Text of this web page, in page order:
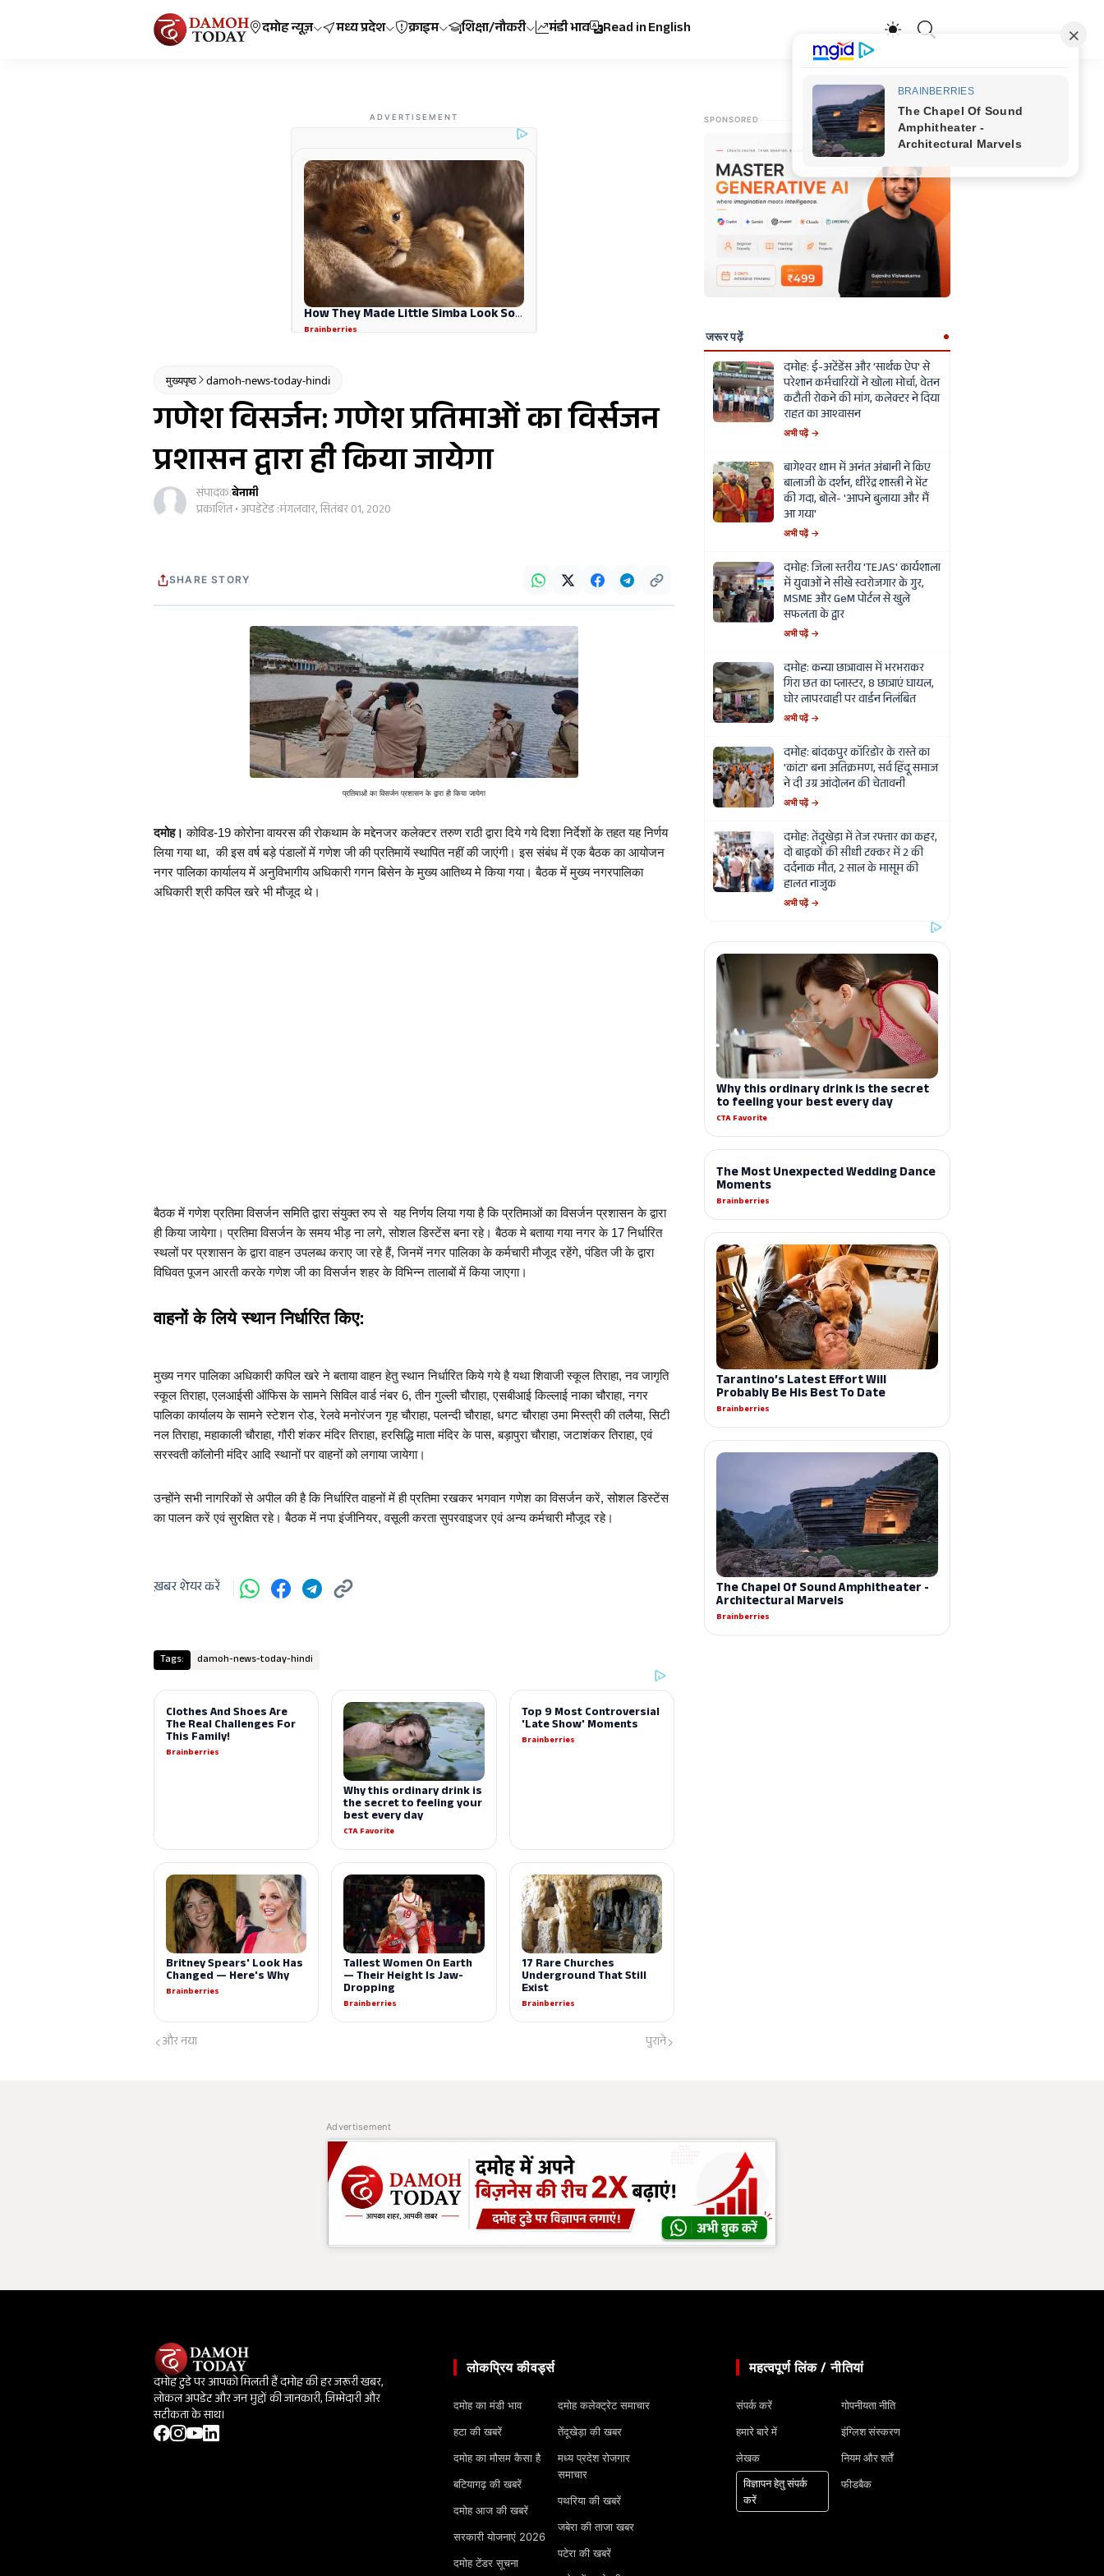
दमोह न्यूज़ मध्य प्रदेश क्राइम शिक्षा/नौकरी मंडी भाव Read in English
ADVERTISEMENT
मुख्यपृष्ठ damoh-news-today-hindi
गणेश विसर्जन: गणेश प्रतिमाओं का विर्सजन
प्रशासन द्वारा ही किया जायेगा
संपादक:बेनामी
प्रकाशित • अपडेटेड :मंगलवार, सितंबर 01, 2020
SHARE STORY
प्रतिमाओं का विसर्जन प्रशासन के द्वारा ही किया जायेगा
दमोह। कोविड-19 कोरोना वायरस की रोकथाम के मद्देनजर कलेक्टर तरुण राठी द्वारा दिये गये दिशा निर्देशों के तहत यह निर्णय
लिया गया था,  की इस वर्ष बड़े पंडालों में गणेश जी की प्रतिमायें स्थापित नहीं की जाएंगी। इस संबंध में एक बैठक का आयोजन
नगर पालिका कार्यालय में अनुविभागीय अधिकारी गगन बिसेन के मुख्य आतिथ्य मे किया गया। बैठक में मुख्य नगरपालिका
अधिकारी श्री कपिल खरे भी मौजूद थे।
बैठक में गणेश प्रतिमा विसर्जन समिति द्वारा संयुक्त रुप से  यह निर्णय लिया गया है कि प्रतिमाओं का विसर्जन प्रशासन के द्वारा
ही किया जायेगा। प्रतिमा विसर्जन के समय भीड़ ना लगे, सोशल डिस्टेंस बना रहे। बैठक मे बताया गया नगर के 17 निर्धारित
स्थलों पर प्रशासन के द्वारा वाहन उपलब्ध कराए जा रहे हैं, जिनमें नगर पालिका के कर्मचारी मौजूद रहेंगे, पंडित जी के द्वारा
विधिवत पूजन आरती करके गणेश जी का विसर्जन शहर के विभिन्न तालाबों में किया जाएगा।
वाहनों के लिये स्थान निर्धारित किए:
मुख्य नगर पालिका अधिकारी कपिल खरे ने बताया वाहन हेतु स्थान निर्धारित किये गये है यथा शिवाजी स्कूल तिराहा, नव जागृति
स्कूल तिराहा, एलआईसी ऑफिस के सामने सिविल वार्ड नंबर 6, तीन गुल्ली चौराहा, एसबीआई किल्लाई नाका चौराहा, नगर
पालिका कार्यालय के सामने स्टेशन रोड, रेलवे मनोरंजन गृह चौराहा, पलन्दी चौराहा, धगट चौराहा उमा मिस्त्री की तलैया, सिटी
नल तिराहा, महाकाली चौराहा, गौरी शंकर मंदिर तिराहा, हरसिद्धि माता मंदिर के पास, बड़ापुरा चौराहा, जटाशंकर तिराहा, एवं
सरस्वती कॉलोनी मंदिर आदि स्थानों पर वाहनों को लगाया जायेगा।
उन्होंने सभी नागरिकों से अपील की है कि निर्धारित वाहनों में ही प्रतिमा रखकर भगवान गणेश का विसर्जन करें, सोशल डिस्टेंस
का पालन करें एवं सुरक्षित रहे। बैठक में नपा इंजीनियर, वसूली करता सुपरवाइजर एवं अन्य कर्मचारी मौजूद रहे।
ख़बर शेयर करें
Tags: damoh-news-today-hindi
और नया पुराने
SPONSORED
जरूर पढ़ें
दमोह: ई-अटेंडेंस और 'सार्थक ऐप' से
परेशान कर्मचारियों ने खोला मोर्चा, वेतन
कटौती रोकने की मांग, कलेक्टर ने दिया
राहत का आश्वासन
अभी पढ़ें →
बागेश्वर धाम में अनंत अंबानी ने किए
बालाजी के दर्शन, धीरेंद्र शास्त्री ने भेंट
की गदा, बोले- 'आपने बुलाया और मैं
आ गया'
अभी पढ़ें →
दमोह: जिला स्तरीय 'TEJAS' कार्यशाला
में युवाओं ने सीखे स्वरोजगार के गुर,
MSME और GeM पोर्टल से खुले
सफलता के द्वार
अभी पढ़ें →
दमोह: कन्या छात्रावास में भरभराकर
गिरा छत का प्लास्टर, 8 छात्राएं घायल,
घोर लापरवाही पर वार्डन निलंबित
अभी पढ़ें →
दमोह: बांदकपुर कॉरिडोर के रास्ते का
'कांटा' बना अतिक्रमण, सर्व हिंदू समाज
ने दी उग्र आंदोलन की चेतावनी
अभी पढ़ें →
दमोह: तेंदूखेड़ा में तेज रफ्तार का कहर,
दो बाइकों की सीधी टक्कर में 2 की
दर्दनाक मौत, 2 साल के मासूम की
हालत नाजुक
अभी पढ़ें →
Advertisement
दमोह टुडे पर आपको मिलती हैं दमोह की हर जरूरी खबर,
लोकल अपडेट और जन मुद्दों की जानकारी, जिम्मेदारी और
सटीकता के साथ।
लोकप्रिय कीवर्ड्स
दमोह का मंडी भाव
हटा की खबरें
दमोह का मौसम कैसा है
बटियागढ़ की खबरें
दमोह आज की खबरें
सरकारी योजनाएं 2026
दमोह टेंडर सूचना
दमोह कलेक्ट्रेट समाचार
तेंदूखेड़ा की खबर
मध्य प्रदेश रोजगार
समाचार
पथरिया की खबरें
जबेरा की ताजा खबर
पटेरा की खबरें
महत्वपूर्ण लिंक / नीतियां
संपर्क करें
हमारे बारे में
लेखक
विज्ञापन हेतु संपर्क
करें
गोपनीयता नीति
इंग्लिश संस्करण
नियम और शर्तें
फीडबैक